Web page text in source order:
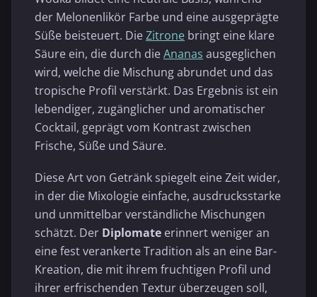
der Melonenlikör Farbe und eine ausgeprägte
Süße beisteuert. DieZitrone bringt eine klare
Säure ein, die durch dieAnanas ausgeglichen
wird, welche die Mischung abrundet und das
tropische Profil verstärkt. Das Ergebnis ist ein
lebendiger, zugänglicher und aromatischer
Cocktail, geprägt vom Kontrast zwischen
Frische, Süße und Säure.
Diese Art von Getränk spiegelt eine Zeit wider,
in der die Mixologie einfache, ausdrucksstarke
und unmittelbar verständliche Mischungen
schätzt. Der Diplomate erinnert weniger an
eine fest verankerte Tradition als an eine Bar-
Kreation, die mit ihrem fruchtigen Profil und
ihrer erfrischenden Textur überzeugen soll,